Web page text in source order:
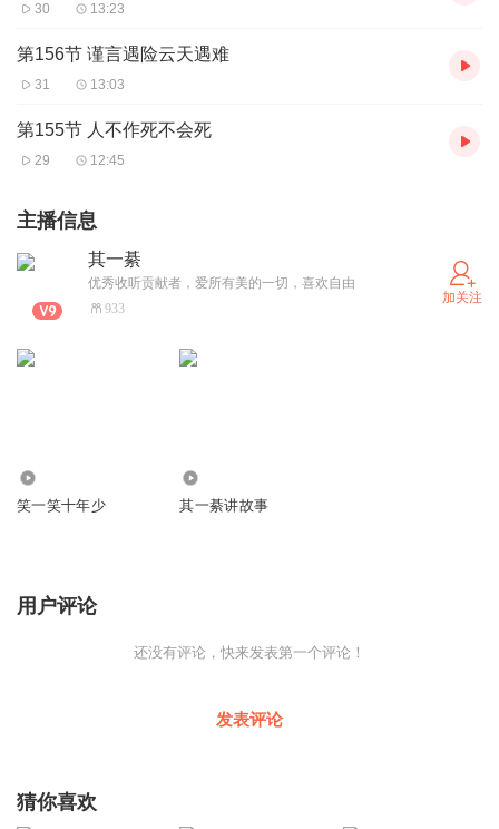
30 13:23
第156节 谨言遇险云天遇难
31 13:03
第155节 人不作死不会死
29 12:45
主播信息
其一綦
优秀收听贡献者，爱所有美的一切，喜欢自由
933
加关注
笑一笑十年少 其一綦讲故事
用户评论
还没有评论，快来发表第一个评论！
发表评论
猜你喜欢